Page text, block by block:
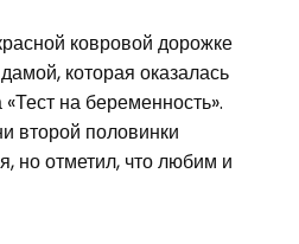
ковровой дорожке
которая оказалась
на беременность».
второй половинки
но отметил, что любим и